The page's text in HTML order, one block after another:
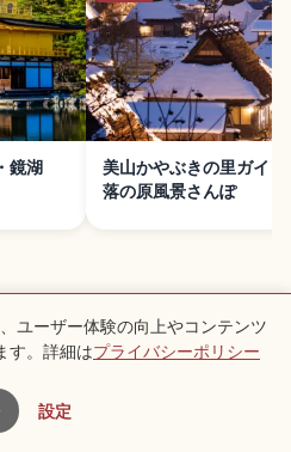
鏡湖
美山かやぶきの里ガイド
落の原風景さんぽ
付近のスポット
ポリシー
ユーザー体験の向上やコンテンツ
す。詳細はプライバシーポリシー
設定